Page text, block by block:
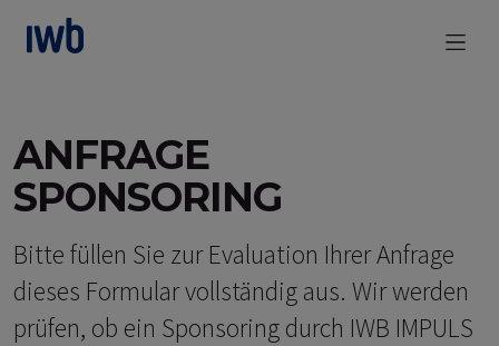
zum Main Content
ANFRAGE
SPONSORING
Bitte füllen Sie zur Evaluation Ihrer Anfrage
dieses Formular vollständig aus. Wir werden
prüfen, ob ein Sponsoring durch IWB IMPULS